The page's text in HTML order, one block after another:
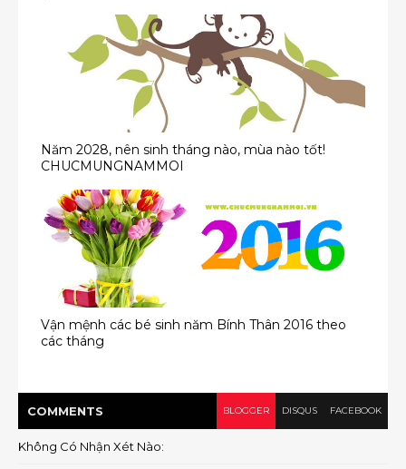
Năm 2028, nên sinh tháng nào, mùa nào tốt!
CHUCMUNGNAMMOI
Vận mệnh các bé sinh năm Bính Thân 2016 theo
các tháng
COMMENTS BLOGGER DISQUS FACEBOOK
Không Có Nhận Xét Nào: